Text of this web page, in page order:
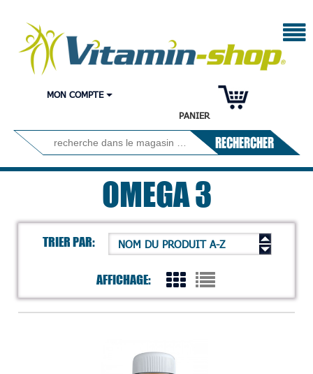
PANIER
MON COMPTE
RECHERCHER
OMEGA 3
TRIER PAR: NOM DU PRODUIT A-Z
AFFICHAGE: